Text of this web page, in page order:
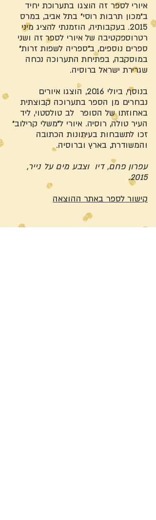
איורי לספר זה הוצגו בתערוכת יחיד
ב״מכון תרבות רוסי״ בתל אביב, במרס
2015. בעקבותיה, הוזמנתי להציג מיני
רטרוספקטיבה של איורי לספר זה ושני
ספרים נוספים, ב״ספריה לשפות זרות״
במוסקבה, בפתיחת התערוכה נכחה
שגרירת ישראל ברוסיה.
בנוסף, ביולי 2016, הוצגו איורים
נבחרים מן הספר בתערוכה קבוצתית
באחוזתו של הסופר לב טולסטוי, ליד
העיר טולה, רוסיה. איורי ל״משלי קרילוב״
זכו לתשבחות בעיתונות הכתובה
והמשודרת, בארץ וברוסיה.
עפרון פחם, דיו וצבע מים על נייר,
2015.
קישורלספר באתר ההוצאה